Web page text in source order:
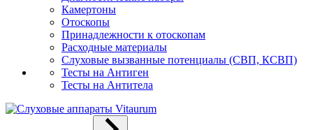
Камертоны
Отоскопы
Принадлежности к отоскопам
Расходные материалы
Слуховые вызванные потенциалы (СВП, КСВП)
Тесты на Антиген
Тесты на Антитела